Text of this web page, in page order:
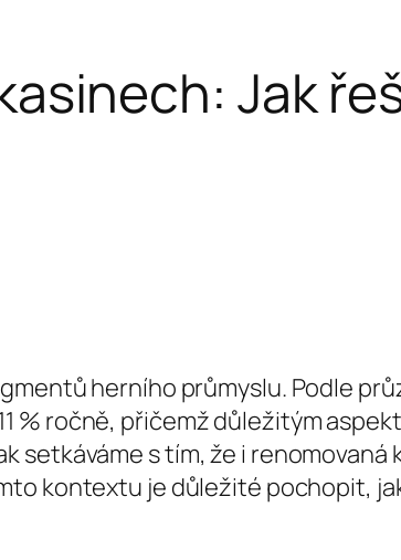
Jak
herního průmyslu. Podle
% ročně, přičemž důležitým
setkáváme s tím, že i renomovaná
kontextu je důležité pochopit,